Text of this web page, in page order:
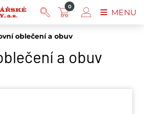
oblečení a obuv
a obuv
0
MENU